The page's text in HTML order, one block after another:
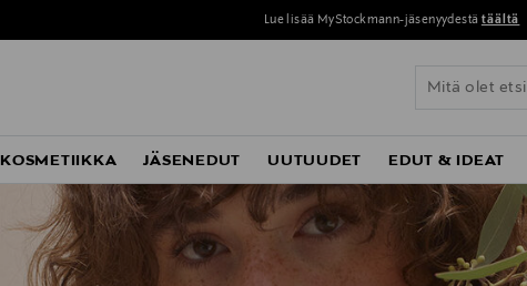
Lue lisää MyStockmann-jäsenyydestä täältä
KOSMETIIKKA JÄSENEDUT UUTUUDET EDUT & IDEAT